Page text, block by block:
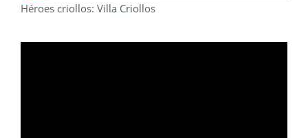
Héroes criollos: Villa Criollos